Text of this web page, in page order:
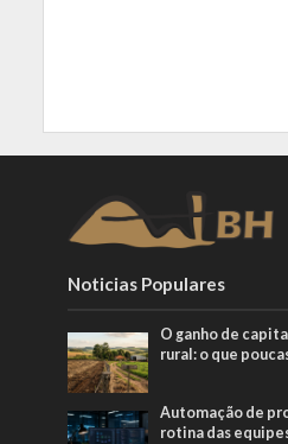
Noticias Populares
O ganho de
rural: o que
Automação de
rotina das